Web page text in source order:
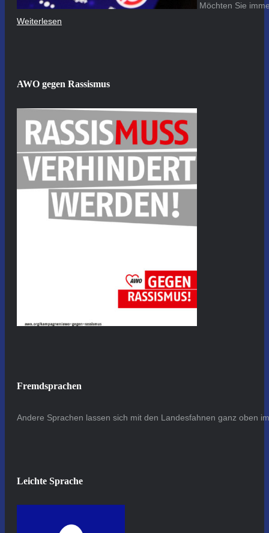
Möchten Sie
Weiterlesen
AWO gegen Rassismus
Fremdsprachen
Andere Sprachen lassen sich mit den Landesfahnen ganz oben
Leichte Sprache